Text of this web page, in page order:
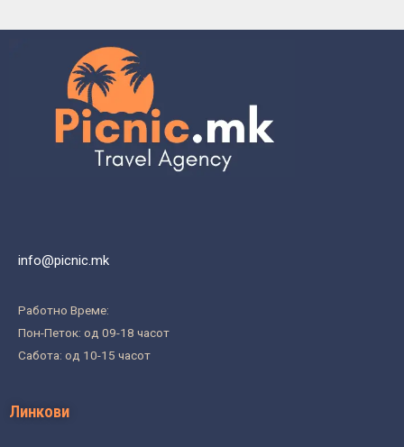
info@picnic.mk
Работно Време:
Пон-Петок: од 09-18 часот
Сабота: од 10-15 часот
Линкови